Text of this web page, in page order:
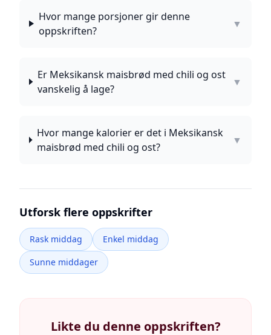
Hvor mange porsjoner gir denne
oppskriften?
▼
Er Meksikansk maisbrød med chili og ost
vanskelig å lage?
▼
Hvor mange kalorier er det i Meksikansk
maisbrød med chili og ost?
▼
Utforsk flere oppskrifter
Rask middag
Enkel middag
Sunne middager
Likte du denne oppskriften?